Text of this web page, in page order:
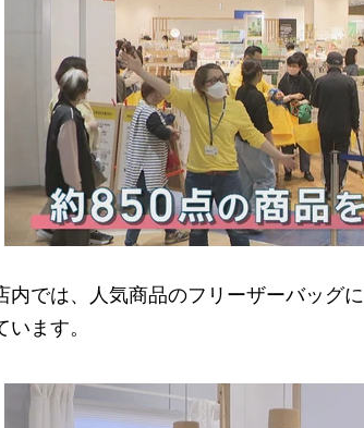
では、人気商品のフリーザーバッグ
います。